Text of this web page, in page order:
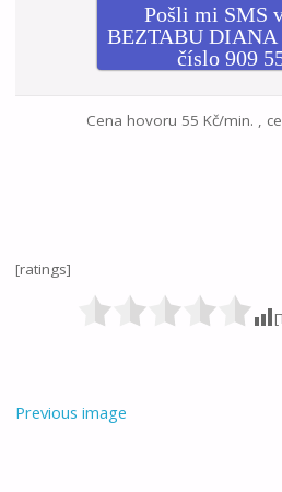
Pošli mi SMS
BEZTABU DIANA
číslo 909
Cena hovoru 55 Kč/min. ,
[ratings]
Previous image